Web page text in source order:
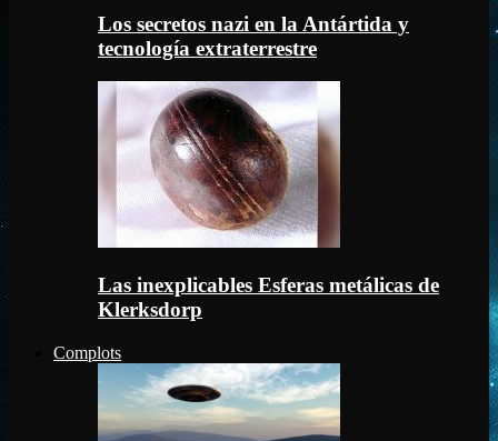
Los secretos nazi en la Antártida y
tecnología extraterrestre
Las inexplicables Esferas metálicas de
Klerksdorp
Complots